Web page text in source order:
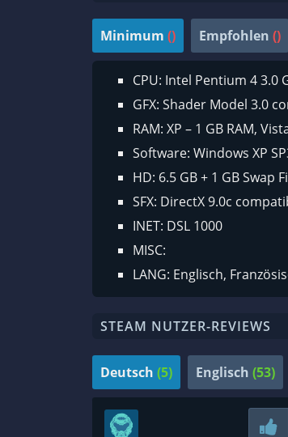
Minimum () Empfohlen ()
CPU: Intel Pentium 4 3.0
GFX: Shader Model 3.0
RAM: XP – 1 GB RAM,
Software: Windows XP
HD: 6.5 GB + 1 GB Swap
SFX: DirectX 9.0c
INET: DSL 1000
MISC:
LANG: Englisch,
STEAM NUTZER-REVIEWS
Deutsch (5) Englisch (53)